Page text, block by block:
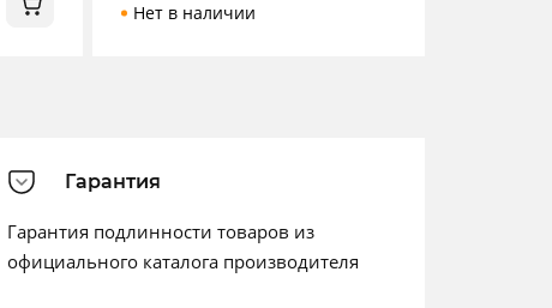
Нет в наличии
Гарантия
Гарантия подлинности товаров из
официального каталога производителя